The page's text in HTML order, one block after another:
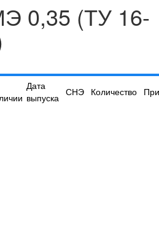
0,35 (ТУ 16-
Дата
выпуска СНЭ Количество